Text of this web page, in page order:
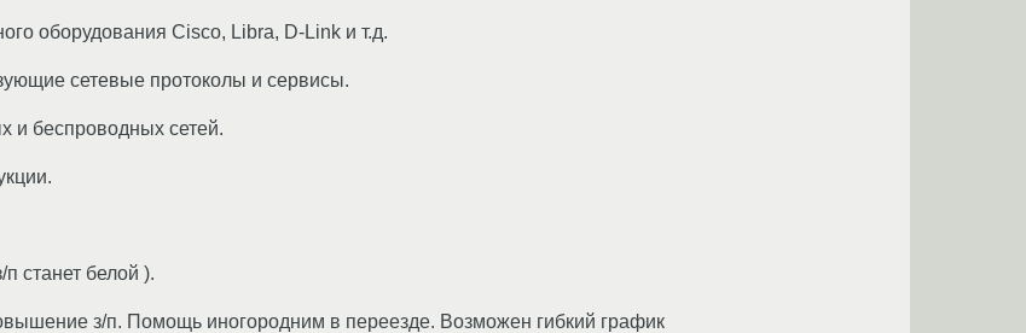
оборудования Cisco, Libra, D-Link и т.д.
сетевые протоколы и сервисы.
и беспроводных сетей.
станет белой ).
з/п. Помощь иногородним в переезде. Возможен гибкий график